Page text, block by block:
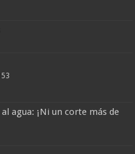
agua: ¡Ni un corte más de